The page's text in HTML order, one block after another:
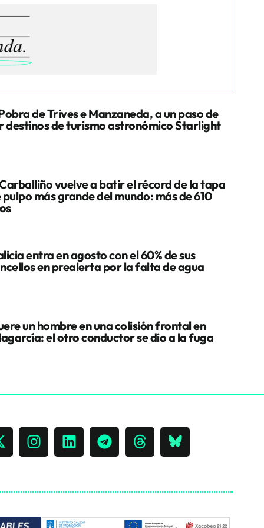
de Trives e Manzaneda, a un paso de
destinos de turismo astronómico Starlight
vuelve a batir el récord de la tapa
pulpo más grande del mundo: más de 610
entra en agosto con el 60% de sus
en prealerta por la falta de agua
un hombre en una colisión frontal en
el otro conductor se dio a la fuga